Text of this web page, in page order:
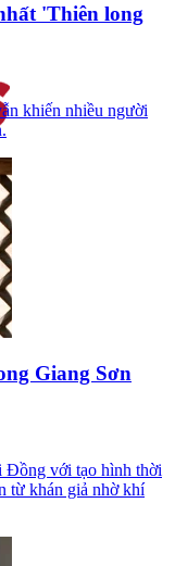
'Thiên long
khiến nhiều người
Giang Sơn
với tạo hình thời
từ khán giả nhờ khí